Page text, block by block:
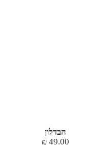
הבדלון
49.00
₪